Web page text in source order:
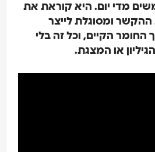
יום. היא קוראת את
ומסוגלת לייצר
הקיים, וכל זה בלי
או המצגת.